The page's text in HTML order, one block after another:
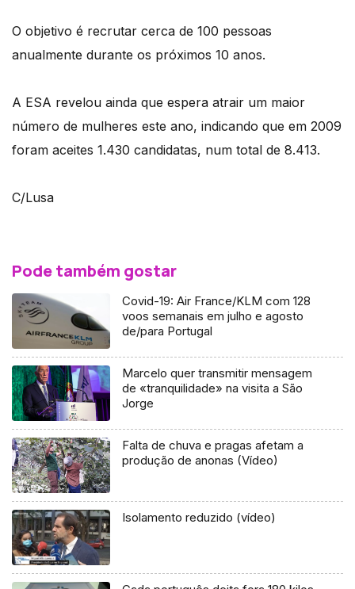
O objetivo é recrutar cerca de 100 pessoas
anualmente durante os próximos 10 anos.
A ESA revelou ainda que espera atrair um maior
número de mulheres este ano, indicando que em 2009
foram aceites 1.430 candidatas, num total de 8.413.
C/Lusa
Pode também gostar
Covid-19: Air France/KLM com 128
voos semanais em julho e agosto
de/para Portugal
Marcelo quer transmitir mensagem
de «tranquilidade» na visita a São
Jorge
Falta de chuva e pragas afetam a
produção de anonas (Vídeo)
Isolamento reduzido (vídeo)